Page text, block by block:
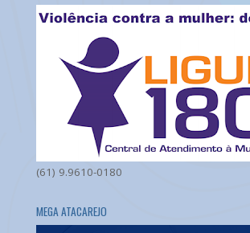
(61) 9.9610-0180
MEGA ATACAREJO